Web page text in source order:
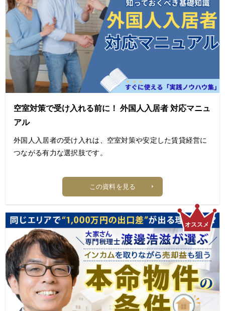
本資料では、富裕層・オーナー経営者の資産戦略を支える実
務家
ファイナンシャル・プランナーの駒崎竜氏が、
利回りだけでは見えないリスクの見極め方や、
長期的に安定した収益を目指すために押さえておきたい
物件選びのポイントをご紹介します。
【目次】
1. チェック① 市場のタイミングは「指数」で読む
2. チェック② 表面利回りではなく「実質利回り－ローン定
3. チェック③ 行・J-REITの「合格ライン」で安全性を測る
4. チェック④ 「融資が下りない物件」を掴まない
空室対策で受け入れる前に！ 外国人入居者 対応マニュ
アル
外国人入居者の受け入れは、空室対策や安定した賃貸経営に
つながる有力な選択肢です。
一方で、「言葉が通じるだろうか」「家賃滞納や生活習慣の
違いによるトラブルはないだろうか」と、不安を感じるオー
ナーや管理会社も少なくありません。
しかし、適切な審査や契約時の工夫、入居後のコミュニケー
ション体制を整えることで、多くのリスクは未然に防ぐこと
ができます。
本資料では、外国人入居者が増えている背景から、受け入れ
前の基礎知識、入居審査のポイント、多言語対応、トラブル
防止策、長期入居につなげる運用方法まで、実務に役立つポ
この資料を見る